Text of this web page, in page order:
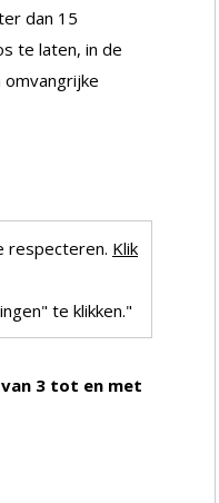
dan 15
te laten, in de
respecteren. Klik
te klikken."
3 tot en met